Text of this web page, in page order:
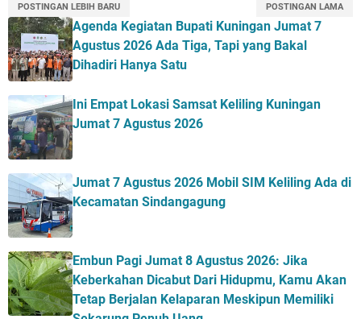
POSTINGAN LEBIH BARU POSTINGAN LAMA
Agenda Kegiatan Bupati Kuningan Jumat 7
Agustus 2026 Ada Tiga, Tapi yang Bakal
Dihadiri Hanya Satu
Ini Empat Lokasi Samsat Keliling Kuningan
Jumat 7 Agustus 2026
Jumat 7 Agustus 2026 Mobil SIM Keliling Ada di
Kecamatan Sindangagung
Embun Pagi Jumat 8 Agustus 2026: Jika
Keberkahan Dicabut Dari Hidupmu, Kamu Akan
Tetap Berjalan Kelaparan Meskipun Memiliki